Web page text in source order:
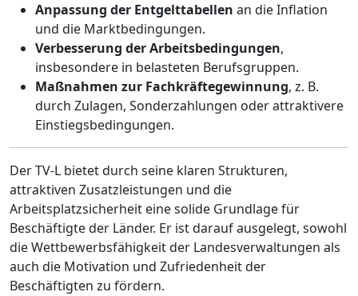
Anpassung der Entgelttabellen an die Inflation
und die Marktbedingungen.
Verbesserung der Arbeitsbedingungen,
insbesondere in belasteten Berufsgruppen.
Maßnahmen zur Fachkräftegewinnung, z. B.
durch Zulagen, Sonderzahlungen oder attraktivere
Einstiegsbedingungen.
Der TV-L bietet durch seine klaren Strukturen,
attraktiven Zusatzleistungen und die
Arbeitsplatzsicherheit eine solide Grundlage für
Beschäftigte der Länder. Er ist darauf ausgelegt, sowohl
die Wettbewerbsfähigkeit der Landesverwaltungen als
auch die Motivation und Zufriedenheit der
Beschäftigten zu fördern.